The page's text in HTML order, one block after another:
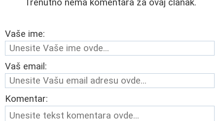
Trenutno nema komentara za ovaj članak.
Vaše ime:
Vaš email:
Komentar: